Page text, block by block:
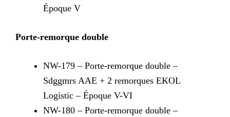
Époque V
Porte-remorque double
NW-179 – Porte-remorque double –
Sdggmrs AAE + 2 remorques EKOL
Logistic – Époque V-VI
NW-180 – Porte-remorque double –